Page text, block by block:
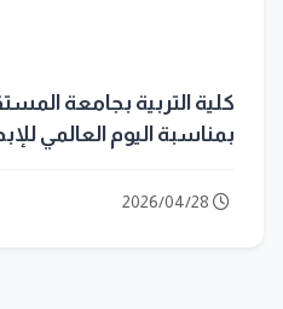
بمناسبة اليوم العالمي